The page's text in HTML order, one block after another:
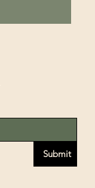
Submit